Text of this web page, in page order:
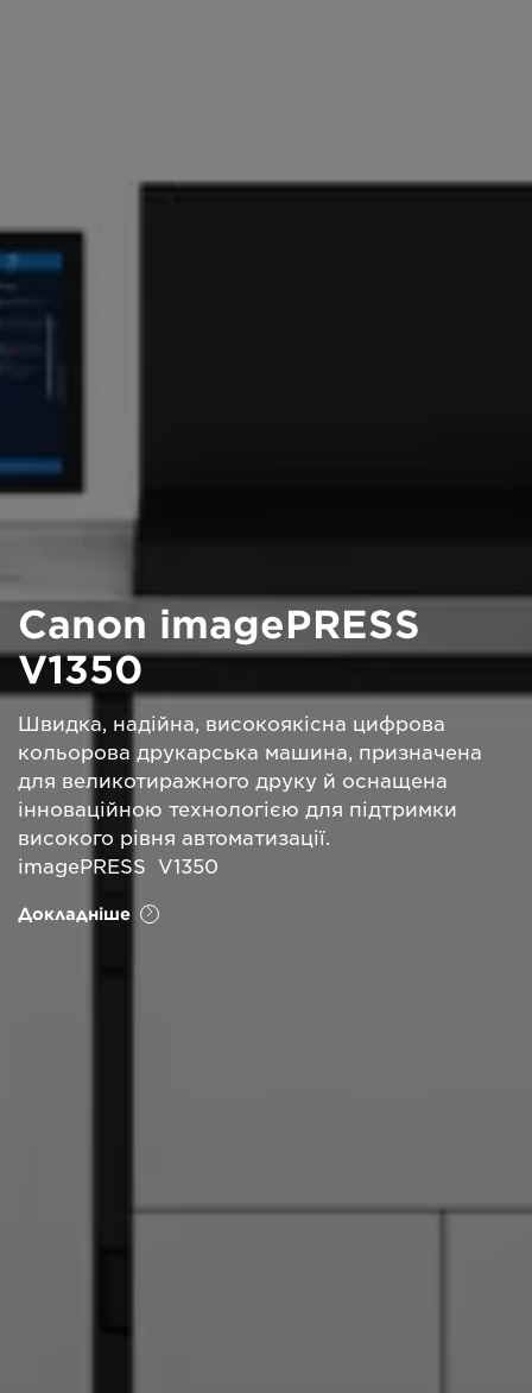
Canon imagePRESS
V1350
Швидка, надійна, високоякісна цифрова
кольорова друкарська машина, призначена
для великотиражного друку й оснащена
інноваційною технологією для підтримки
високого рівня автоматизації.
imagePRESS V1350
Докладніше